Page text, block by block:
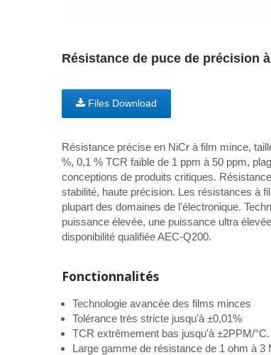
Résistance de puce de précision
Files Download
Résistance précise en NiCr à film mince,
%, 0,1 % TCR faible de 1 ppm à 50 ppm,
conceptions de produits critiques.
stabilité, haute précision. Les résistances à
plupart des domaines de l'électronique.
puissance élevée, une puissance ultra
disponibilité qualifiée AEC-Q200.
Fonctionnalités
Technologie avancée des films minces
Tolérance très stricte jusqu'à ±0,01%
TCR extrêmement bas jusqu'à ±2PPM/°C.
Large gamme de résistance de 1 ohm à 3